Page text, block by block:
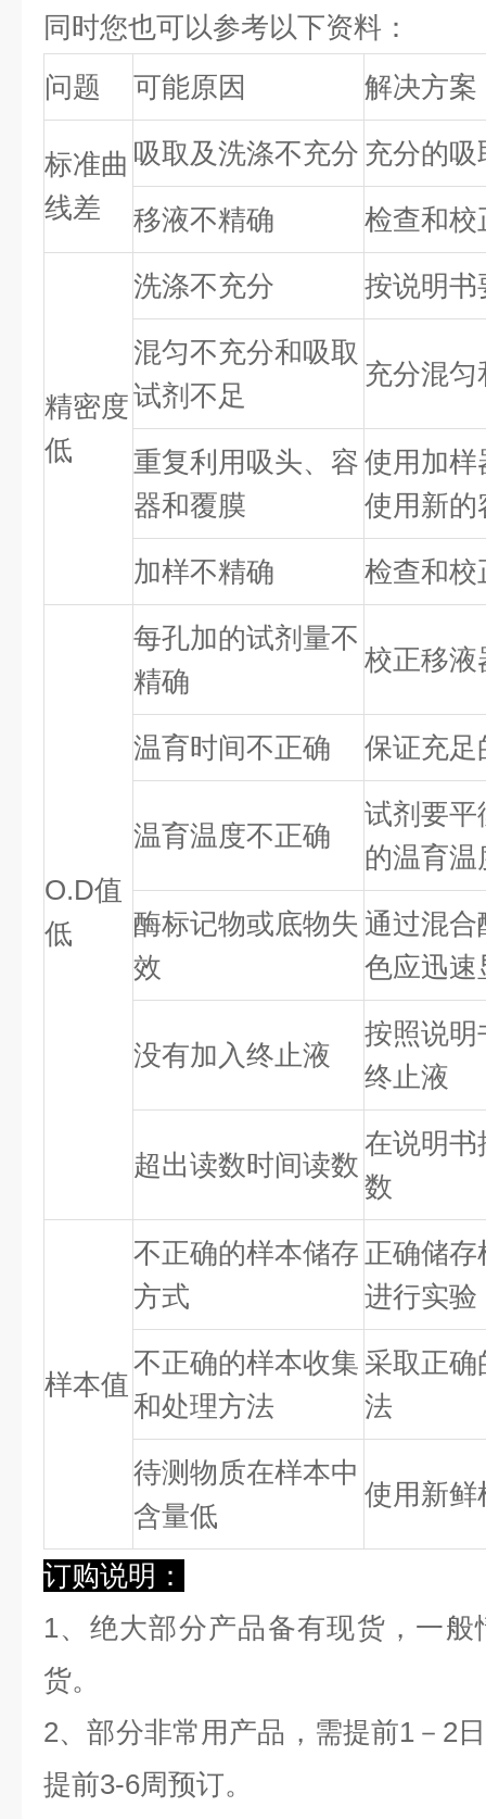
同时您也可以参考以下资料：
问题
可能原因 解决方案
标准曲
线差
吸取及洗涤不充分 充分的
移液不精确 检查和校
精密度
低
洗涤不充分 按说明书
混匀不充分和吸取
试剂不足
充分混
重复利用吸头、容
器和覆膜
使用加样
使用新的
加样不精确 检查和校
O.D值
低
每孔加的试剂量不
精确
校正移液
温育时间不正确 保证充足
温育温度不正确
试剂要平
的温育温
酶标记物或底物失
效
通过混
色应迅速
没有加入终止液
按照说明
终止液
超出读数时间读数
在说明书
数
样本值
不正确的样本储存
方式
正确储
进行实验
不正确的样本收集
和处理方法
采取正
法
待测物质在样本中
含量低
使用新鲜
订购说明：
1、绝大部分产品备有现货，一
货。
2、部分非常用产品，需提前1－2
提前3-6周预订。